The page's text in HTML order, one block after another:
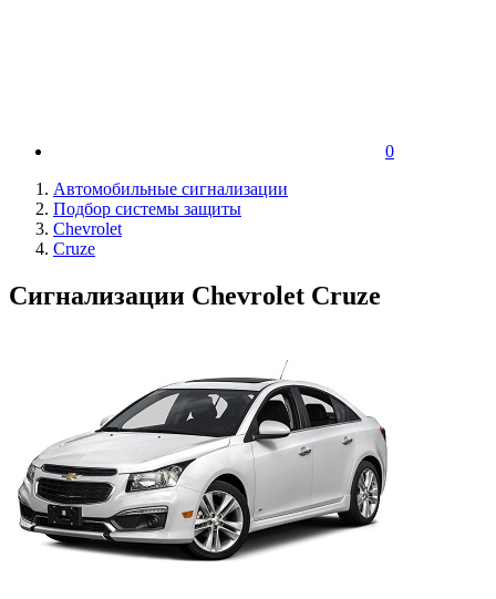
0
Автомобильные сигнализации
Подбор системы защиты
Chevrolet
Cruze
Сигнализации Chevrolet Cruze